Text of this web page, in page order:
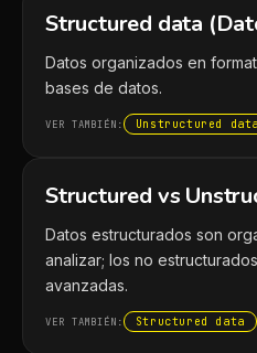
Structured data
Datos organizados en
bases de datos.
VER TAMBIÉN: Unstructured data
Structured vs
Datos estructurados son
analizar; los no
avanzadas.
VER TAMBIÉN: Structured data